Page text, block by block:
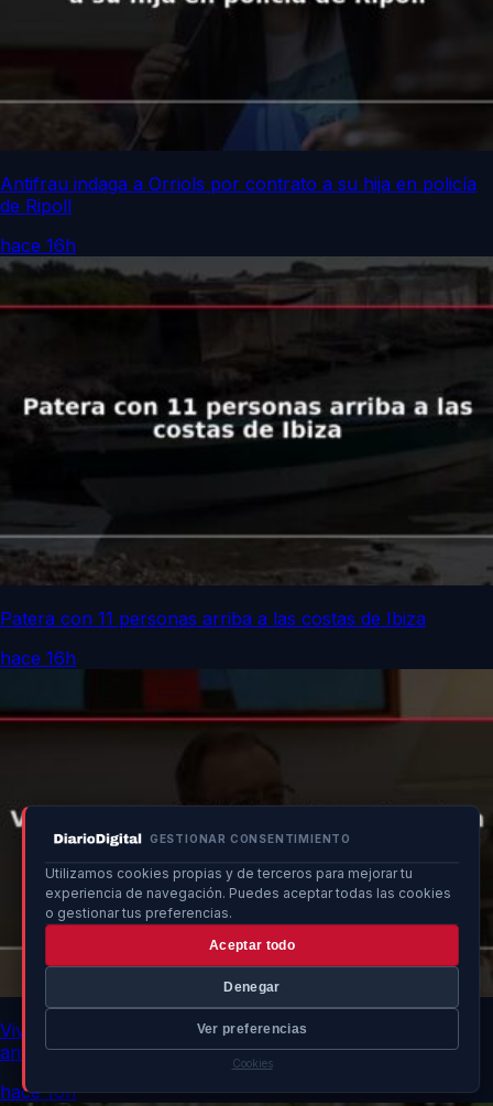
GESTIONAR CONSENTIMIENTO
Utilizamos cookies propias y de terceros para mejorar tu
experiencia de navegación. Puedes aceptar todas las cookies
o gestionar tus preferencias.
Aceptar todo
Denegar
Ver preferencias
Cookies
Antifrau indaga a Orriols por contrato a su hija en policía
de Ripoll
hace 16h
Patera con 11 personas arriba a las costas de Ibiza
hace 16h
Vivas urge a la UE fortalecer frontera por vulnerabilidad
ante Marruecos
hace 16h